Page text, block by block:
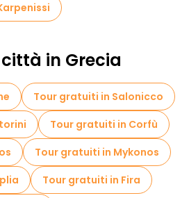
in Grecia
Tour gratuiti in Salonicco
Tour gratuiti in Corfù
Tour gratuiti in Mykonos
Tour gratuiti in Fira